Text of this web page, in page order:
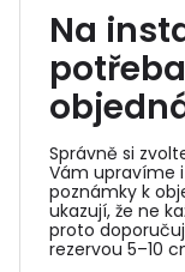
Na
Správně si
Vám upravíme
poznámky k
ukazují, že ne
proto
rezervou 5–10